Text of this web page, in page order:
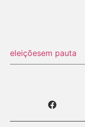
eleiçõesem pauta